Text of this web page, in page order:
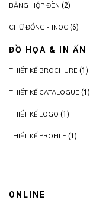
BẢNG HỘP ĐÈN (2)
CHỮ ĐỒNG - INOC (6)
ĐỒ HỌA & IN ẤN
THIẾT KẾ BROCHURE (1)
THIẾT KẾ CATALOGUE (1)
THIẾT KẾ LOGO (1)
THIẾT KẾ PROFILE (1)
ONLINE